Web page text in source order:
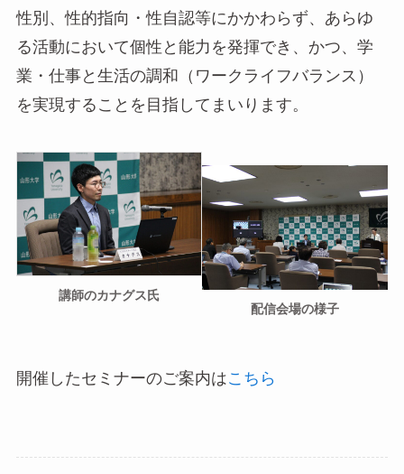
性別、性的指向・性自認等にかかわらず、あらゆ
る活動において個性と能力を発揮でき、かつ、学
業・仕事と生活の調和（ワークライフバランス）
を実現することを目指してまいります。
講師のカナグス氏
配信会場の様子
開催したセミナーのご案内はこちら